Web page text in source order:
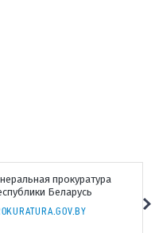
прокуратура
Беларусь